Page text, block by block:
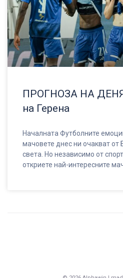
ПРОГНОЗА НА
на Герена
Началната Футболните
мачовете днес ни очакват от
света. Но независимо от
откриете най-интересните